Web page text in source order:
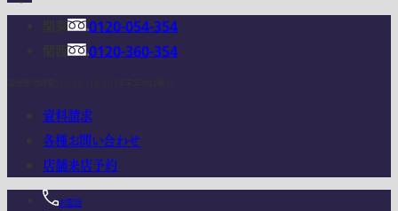
0120-054-354
0120-360-354
資料請求
各種お問い合わせ
店舗来店予約
お電話